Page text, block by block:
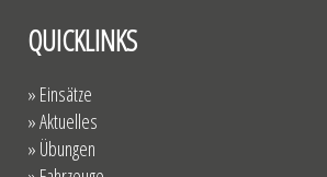
QUICKLINKS
» Einsätze
» Aktuelles
» Übungen